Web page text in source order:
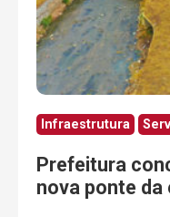
Infraestrutura
Prefeitura
nova ponte